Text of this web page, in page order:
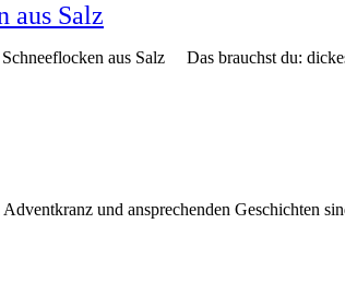
aus Salz
aus Salz Das brauchst du:
und ansprechenden Geschichten